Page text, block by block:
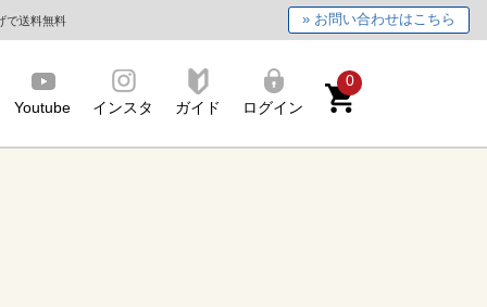
で送料無料 » お問い合わせはこちら
Youtube インスタ ガイド ログイン
0